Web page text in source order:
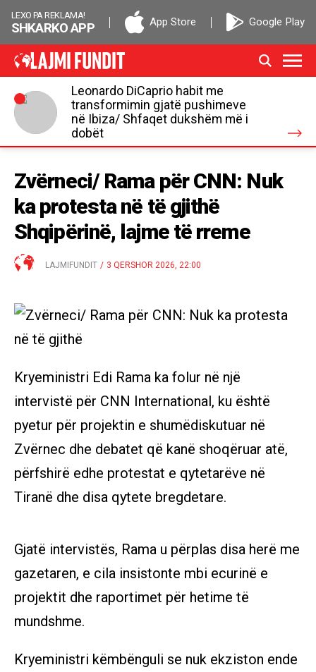
LEXO PA REKLAMA!
SHKARKO APP App Store Google Play
Leonardo DiCaprio habit me
transformimin gjatë pushimeve
në Ibiza/ Shfaqet dukshëm më i
dobët
Zvërneci/ Rama për CNN: Nuk
ka protesta në të gjithë
Shqipërinë, lajme të rreme
LAJMIFUNDIT / 3 QERSHOR 2026, 22:00
Kryeministri Edi Rama ka folur në një
intervistë për CNN International, ku është
pyetur për projektin e shumëdiskutuar në
Zvërnec dhe debatet që kanë shoqëruar atë,
përfshirë edhe protestat e qytetarëve në
Tiranë dhe disa qytete bregdetare.
Gjatë intervistës, Rama u përplas disa herë me
gazetaren, e cila insistonte mbi ecurinë e
projektit dhe raportimet për hetime të
mundshme.
Kryeministri këmbënguli se nuk ekziston ende